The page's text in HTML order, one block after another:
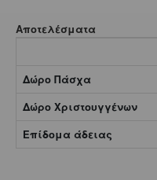
Αποτελέσματα
Δώρο Πάσχα
Δώρο Χριστουγγένων
Επίδομα άδειας